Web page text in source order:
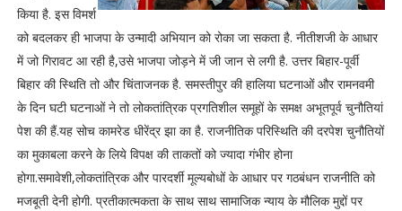
किया है. इस विमर्श
को बदलकर ही भाजपा के उन्मादी अभियान को रोका जा सकता है. नीतीशजी के आधार
में जो गिरावट आ रही है,उसे भाजपा जोड़ने में जी जान से लगी है. उत्तर बिहार-पूर्वी
बिहार की स्थिति तो और चिंताजनक है. समस्तीपुर की हालिया घटनाओं और रामनवमी
के दिन घटी घटनाओं ने तो लोकतांत्रिक प्रगतिशील समूहों के समक्ष अभूतपूर्व चुनौतियां
पेश की हैं.यह सोच कामरेड धीरेंद्र झा का है. राजनीतिक परिस्थिति की दरपेश चुनौतियों
का मुकाबला करने के लिये विपक्ष की ताकतों को ज्यादा गंभीर होना
होगा.समावेशी,लोकतांत्रिक और पारदर्शी मूल्यबोधों के आधार पर गठबंधन राजनीति को
मजबूती देनी होगी. प्रतीकात्मकता के साथ साथ सामाजिक न्याय के मौलिक मुद्दों पर